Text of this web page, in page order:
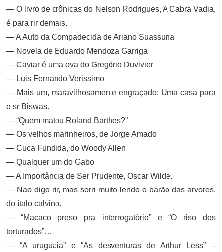
— O livro de crônicas do Nelson Rodrigues, A Cabra Vadia,
é para rir demais.
— A Auto da Compadecida de Ariano Suassuna
— Novela de Eduardo Mendoza Garriga
— Caviar é uma ova do Gregório Duvivier
— Luis Fernando Verissimo
— Mais um, maravilhosamente engraçado: Uma casa para
o sr Biswas.
— “Quem matou Roland Barthes?”
— Os velhos marinheiros, de Jorge Amado
— Cuca Fundida, do Woody Allen
— Qualquer um do Gabo
— A Importância de Ser Prudente, Oscar Wilde.
— Nao digo rir, mas sorri muito lendo o barão das arvores,
do ítalo calvino.
— “Macaco preso pra interrogatório” e “O riso dos
torturados”…
— “A uruguaia” e “As desventuras de Arthur Less” –